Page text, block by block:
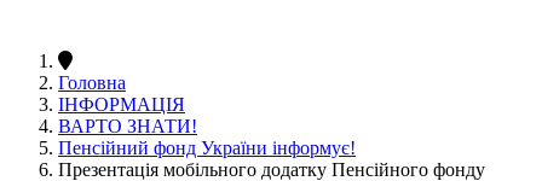
Головна
ІНФОРМАЦІЯ
ВАРТО ЗНАТИ!
Пенсійний фонд України інформує!
Презентація мобільного додатку Пенсійного фонду